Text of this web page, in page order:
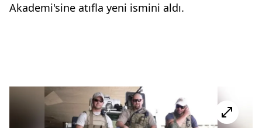
Akademi'sine atıfla yeni ismini aldı.